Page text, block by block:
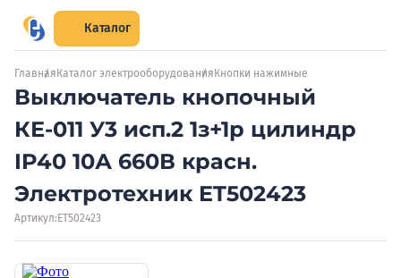
Каталог
Главная Каталог электрооборудования Кнопки нажимные
Выключатель кнопочный
КЕ-011 У3 исп.2 1з+1р цилиндр
IP40 10А 660В красн.
Электротехник ET502423
Артикул: ET502423